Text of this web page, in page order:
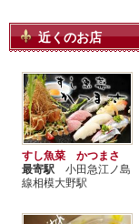
近くのお店
すし魚菜 かつまさ
最寄駅 小田急江ノ島
線相模大野駅